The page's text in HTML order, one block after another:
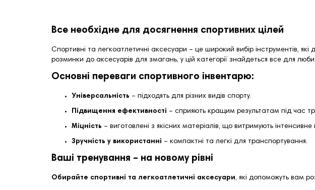
Все необхідне для досягнення спортивних цілей
Спортивні та легкоатлетичні аксесуари – це широкий вибір інструментів,
розминки до аксесуарів для змагань, у цій категорії знайдеться все для
Основні переваги спортивного інвентарю:
Універсальність – підходять для різних видів спорту.
Підвищення ефективності – сприяють кращим результатам під час
Міцність – виготовлені з якісних матеріалів, що витримують
Зручність у використанні – компактні та легкі для транспортування.
Ваші тренування – на новому рівні
Обирайте спортивні та легкоатлетичні аксесуари, які допоможуть вам